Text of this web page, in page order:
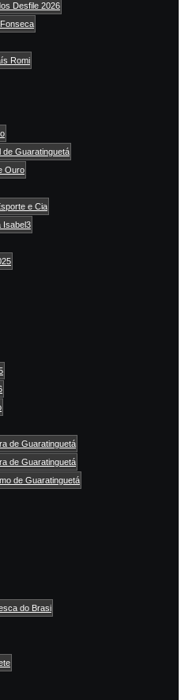
Desfile 2026
Romi
de Guaratinguetá
Ouro
e Cia
Isabel3
de Guaratinguetá
de Guaratinguetá
de Guaratinguetá
do Brasi